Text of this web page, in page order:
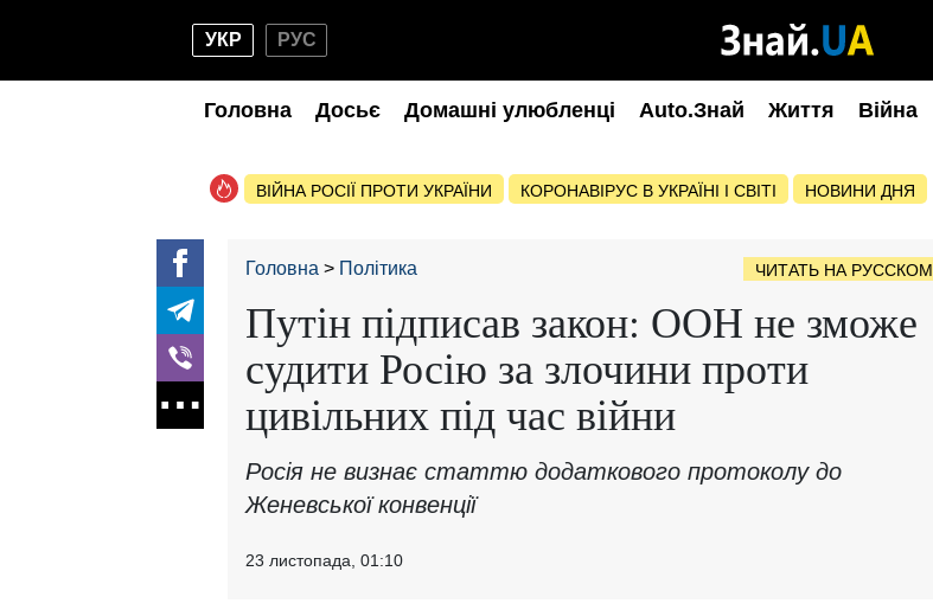
УКР РУС
Головна Досьє Домашні улюбленці Auto.Знай Життя Війна
ВІЙНА РОСІЇ ПРОТИ УКРАЇНИ КОРОНАВІРУС В УКРАЇНІ І СВІТІ НОВИНИ ДНЯ
Головна Політика ЧИТАТЬ НА РУССКОМ
Путін підписав закон: ООН не зможе
судити Росію за злочини проти
цивільних під час війни
Росія не визнає статтю додаткового протоколу до
Женевської конвенції
23 листопада, 01:10